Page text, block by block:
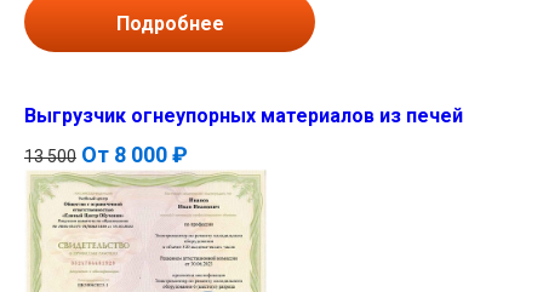
Подробнее
Выгрузчик огнеупорных материалов из печей
13 500 От 8 000 ₽